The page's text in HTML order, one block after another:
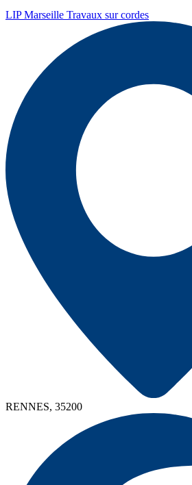
LIP Marseille Travaux sur cordes
RENNES, 35200